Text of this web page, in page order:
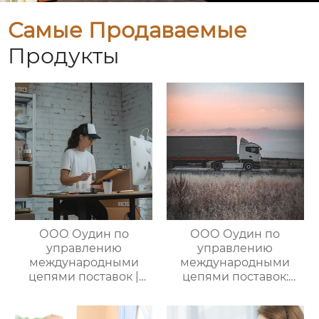
Самые Продаваемые
Продукты
ООО Оудин по
управлению
международными
цепями поставок |
услуги
ООО Оудин по
управлению
международными
цепями поставок:
трансграничной